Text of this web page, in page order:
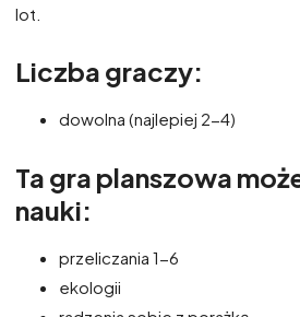
lot.
Liczba graczy:
dowolna (najlepiej 2-4)
Ta gra planszowa
nauki:
przeliczania 1-6
ekologii